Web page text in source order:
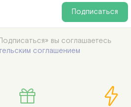
Подписаться
вы соглашаетесь
соглашением